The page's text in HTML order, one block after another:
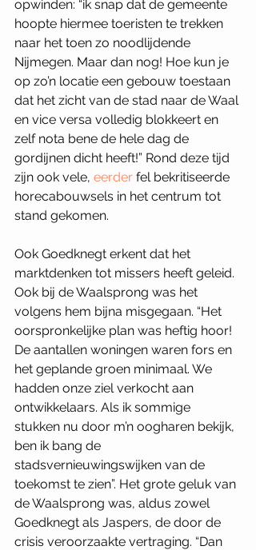
opwinden: “ik snap dat de gemeente
hoopte hiermee toeristen te trekken
naar het toen zo noodlijdende
Nijmegen. Maar dan nog! Hoe kun je
op zo’n locatie een gebouw toestaan
dat het zicht van de stad naar de Waal
en vice versa volledig blokkeert en
zelf nota bene de hele dag de
gordijnen dicht heeft!” Rond deze tijd
zijn ook vele, eerder fel bekritiseerde
horecabouwsels in het centrum tot
stand gekomen.
Ook Goedknegt erkent dat het
marktdenken tot missers heeft geleid.
Ook bij de Waalsprong was het
volgens hem bijna misgegaan. “Het
oorspronkelijke plan was heftig hoor!
De aantallen woningen waren fors en
het geplande groen minimaal. We
hadden onze ziel verkocht aan
ontwikkelaars. Als ik sommige
stukken nu door m’n oogharen bekijk,
ben ik bang de
stadsvernieuwingswijken van de
toekomst te zien”. Het grote geluk van
de Waalsprong was, aldus zowel
Goedknegt als Jaspers, de door de
crisis veroorzaakte vertraging. “Dan